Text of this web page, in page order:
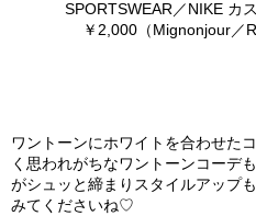
SPORTSWEAR／NIKE カ
￥2,000（Mignonjour／
ワントーンにホワイトを合わせた
く思われがちなワントーンコーデ
がシュッと締まりスタイルアップ
みてくださいね♡